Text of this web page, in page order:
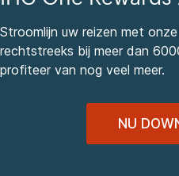
Stroomlijn uw reizen met
rechtstreeks bij meer dan
profiteer van nog veel meer.
NU